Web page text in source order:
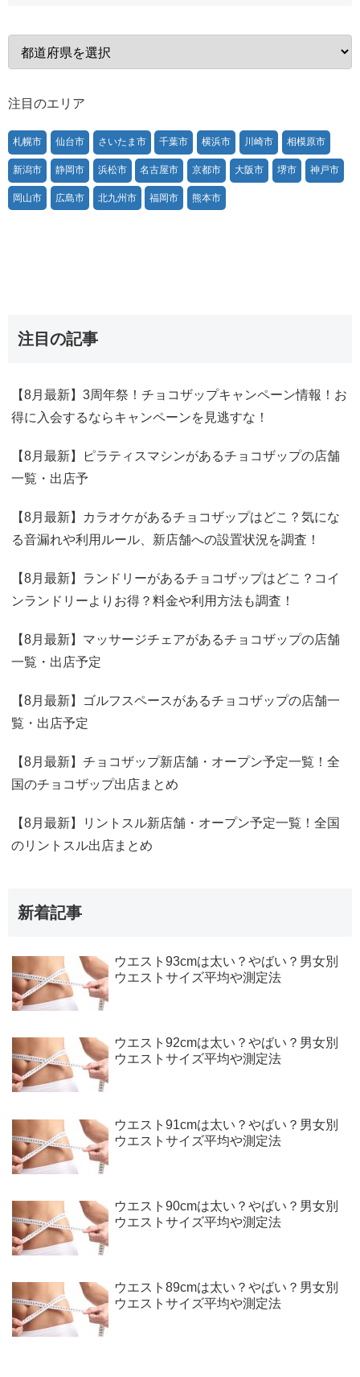
注目のエリア
札幌市 仙台市 さいたま市 千葉市 横浜市 川崎市 相模原市
新潟市 静岡市 浜松市 名古屋市 京都市 大阪市 堺市 神戸市
岡山市 広島市 北九州市 福岡市 熊本市
注目の記事
【8月最新】3周年祭！チョコザップキャンペーン情報！お
得に入会するならキャンペーンを見逃すな！
【8月最新】ピラティスマシンがあるチョコザップの店舗
一覧・出店予
【8月最新】カラオケがあるチョコザップはどこ？気にな
る音漏れや利用ルール、新店舗への設置状況を調査！
【8月最新】ランドリーがあるチョコザップはどこ？コイ
ンランドリーよりお得？料金や利用方法も調査！
【8月最新】マッサージチェアがあるチョコザップの店舗
一覧・出店予定
【8月最新】ゴルフスペースがあるチョコザップの店舗一
覧・出店予定
【8月最新】チョコザップ新店舗・オープン予定一覧！全
国のチョコザップ出店まとめ
【8月最新】リントスル新店舗・オープン予定一覧！全国
のリントスル出店まとめ
新着記事
ウエスト93cmは太い？やばい？男女別
ウエストサイズ平均や測定法
ウエスト92cmは太い？やばい？男女別
ウエストサイズ平均や測定法
ウエスト91cmは太い？やばい？男女別
ウエストサイズ平均や測定法
ウエスト90cmは太い？やばい？男女別
ウエストサイズ平均や測定法
ウエスト89cmは太い？やばい？男女別
ウエストサイズ平均や測定法